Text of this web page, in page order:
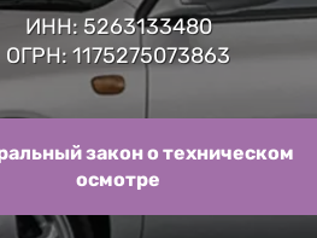
ИНН: 5263133480
ОГРН: 1175275073863
закон о техническом
осмотре